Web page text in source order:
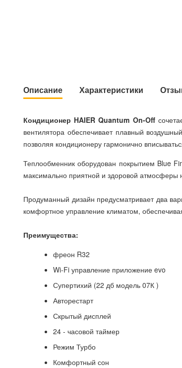
Описание Характеристики
Кондиционер HAIER Quantum On-Off
вентилятора обеспечивает плавный
позволяя кондиционеру гармонично
Теплообменник оборудован покрытием Blue
максимально приятной и здоровой атмосферы
Продуманный дизайн предусматривает два
комфортное управление климатом,
Преимущества:
фреон R32
Wi-Fi управление приложение evo
Супертихий (22 дб модель 07К )
Авторестарт
Скрытый дисплей
24 - часовой таймер
Режим Турбо
Комфортный сон